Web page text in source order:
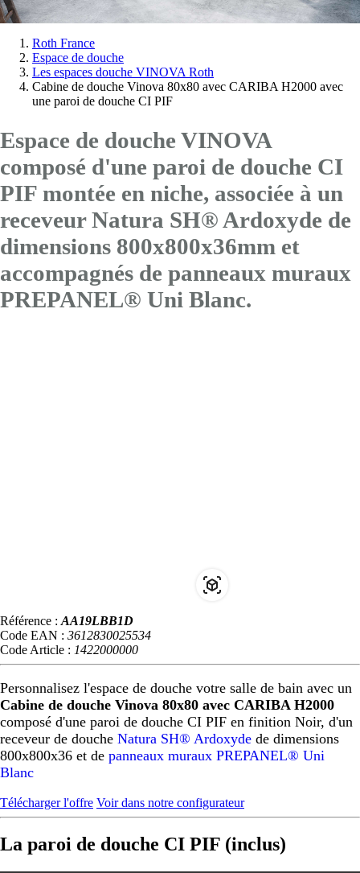
Vous
êtes
Roth France
Espace de douche
Les espaces douche VINOVA Roth
Cabine de douche Vinova 80x80 avec CARIBA H2000 avec
une paroi de douche CI PIF
Espace de douche VINOVA
composé d'une paroi de douche CI
PIF montée en niche, associée à un
receveur Natura SH® Ardoxyde de
dimensions 800x800x36mm et
accompagnés de panneaux muraux
PREPANEL® Uni Blanc.
Référence : AA19LBB1D
Code EAN : 3612830025534
Code Article : 1422000000
Personnalisez l'espace de douche votre salle de bain avec un
Cabine de douche Vinova 80x80 avec CARIBA H2000
composé d'une paroi de douche CI PIF en finition Noir, d'un
receveur de douche Natura SH® Ardoxyde de dimensions
800x800x36 et de panneaux muraux PREPANEL® Uni
Blanc
Télécharger l'offre Voir dans notre configurateur
La paroi de douche CI PIF (inclus)